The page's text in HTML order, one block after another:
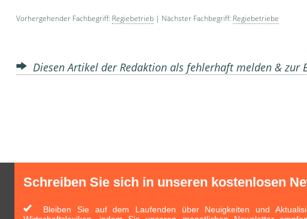
Vorhergehender Fachbegriff: Regiebetrieb | Nächster Fachbegriff: Regiebetriebe
Diesen Artikel der Redaktion als fehlerhaft melden & zur
Schreiben Sie sich in unseren kostenlosen
Bleiben Sie auf dem Laufenden über Neuigkeiten und